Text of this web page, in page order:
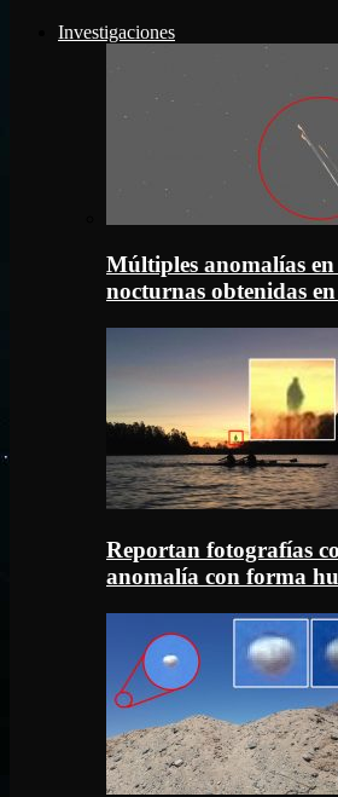
Investigaciones
Múltiples anomalías en
nocturnas obtenidas
Reportan fotografías
anomalía con forma